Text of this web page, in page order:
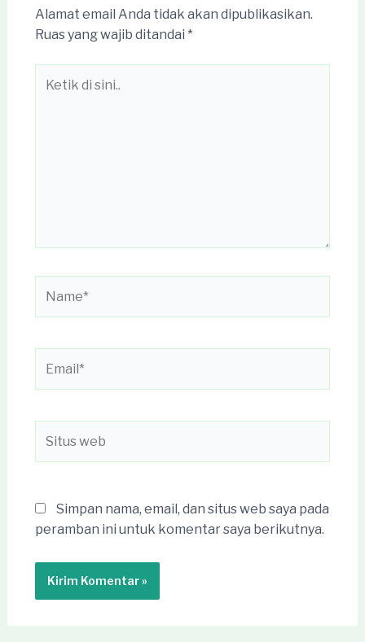
Alamat email Anda tidak akan dipublikasikan.
Ruas yang wajib ditandai *
web
Simpan nama, email, dan situs web saya pada
peramban ini untuk komentar saya berikutnya.